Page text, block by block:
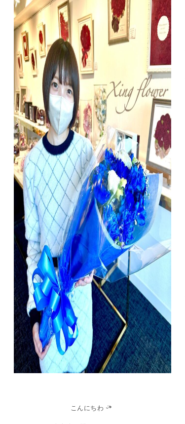
こんにちわ ᵕ̈*